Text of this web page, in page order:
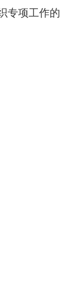
专项工作的